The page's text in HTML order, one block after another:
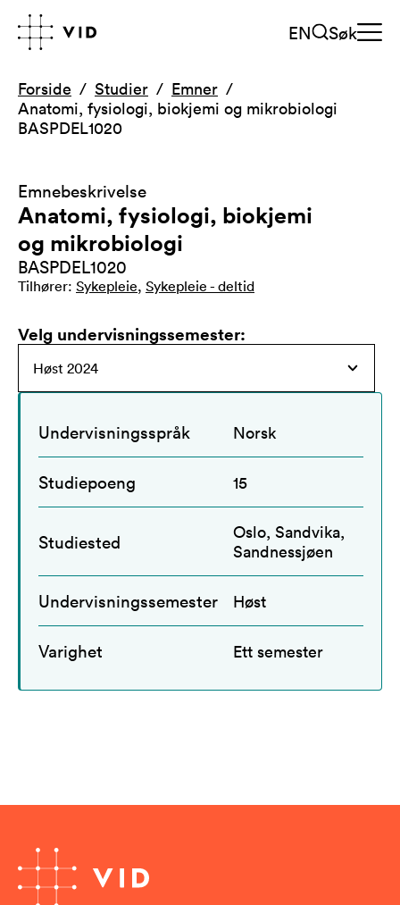
EN Søk
Forside Studier
Emner
Anatomi, fysiologi, biokjemi og mikrobiologi
BASPDEL1020
Emnebeskrivelse
Anatomi, fysiologi, biokjemi
og mikrobiologi
BASPDEL1020
Tilhører: Sykepleie, Sykepleie - deltid
Velg undervisningssemester:
Undervisningsspråk Norsk
Studiepoeng 15
Studiested
Oslo, Sandvika,
Sandnessjøen
Undervisningssemester Høst
Varighet Ett semester